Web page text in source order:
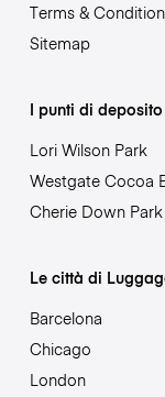
Terms &
Sitemap
I punti di
Lori Wilson Park
Westgate Cocoa
Cherie Down Park
Le città di
Barcelona
Chicago
London